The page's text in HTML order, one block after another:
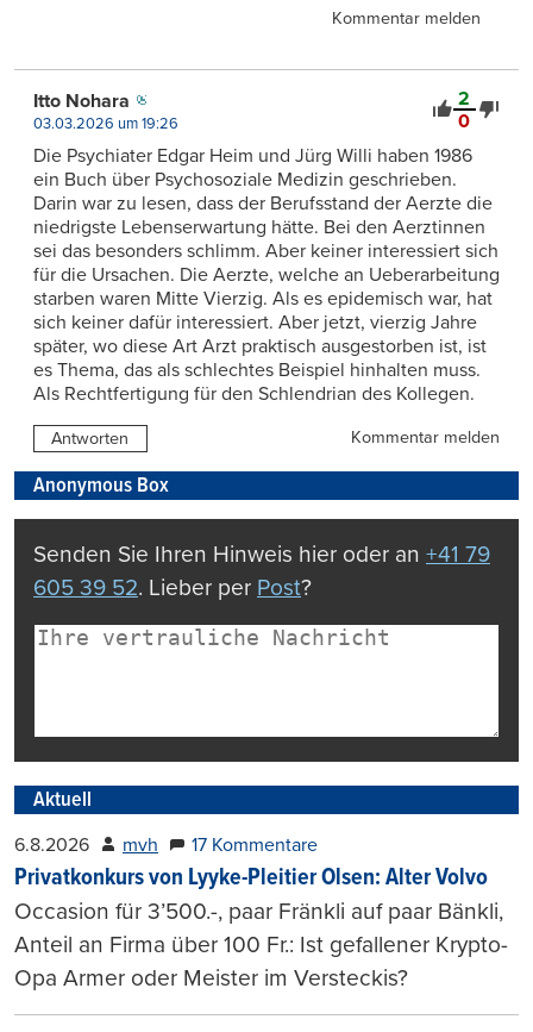
Kommentar melden
2
0
Itto Nohara
03.03.2026 um 19:26
Die Psychiater Edgar Heim und Jürg Willi haben 1986
ein Buch über Psychosoziale Medizin geschrieben.
Darin war zu lesen, dass der Berufsstand der Aerzte die
niedrigste Lebenserwartung hätte. Bei den Aerztinnen
sei das besonders schlimm. Aber keiner interessiert sich
für die Ursachen. Die Aerzte, welche an Ueberarbeitung
starben waren Mitte Vierzig. Als es epidemisch war, hat
sich keiner dafür interessiert. Aber jetzt, vierzig Jahre
später, wo diese Art Arzt praktisch ausgestorben ist, ist
es Thema, das als schlechtes Beispiel hinhalten muss.
Als Rechtfertigung für den Schlendrian des Kollegen.
Antworten Kommentar melden
Anonymous Box
Senden Sie Ihren Hinweis hier oder an +41 79
605 39 52. Lieber per Post?
Aktuell
6.8.2026 mvh 17 Kommentare
Privatkonkurs von Lyyke-Pleitier Olsen: Alter Volvo
Occasion für 3’500.-, paar Fränkli auf paar Bänkli,
Anteil an Firma über 100 Fr.: Ist gefallener Krypto-
Opa Armer oder Meister im Versteckis?